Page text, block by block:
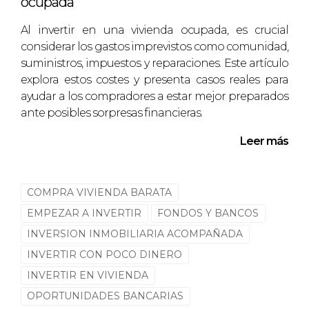
¿Es seguro comprar propiedades a
través de bancos?
Sí, siempre y cuando se realice un análisis
exhaustivo y se evalúen todos los riesgos
asociados con cada propiedad.
¿Cuánto tiempo toma el proceso
embargo, URBEi trabaja para agilizar el
proceso tanto como sea posible.
banco?
financiamiento directamente con el banco
Al invertir en una vivienda ocupada, es crucial
considerar los gastos imprevistos como comunidad,
suministros, impuestos y reparaciones. Este artículo
explora estos costes y presenta casos reales para
ayudar a los compradores a estar mejor preparados
ante posibles sorpresas financieras.
Leer más
COMPRA VIVIENDA BARATA
EMPEZAR A INVERTIR
FONDOS Y BANCOS
INVERSION INMOBILIARIA ACOMPAÑADA
INVERTIR CON POCO DINERO
INVERTIR EN VIVIENDA
OPORTUNIDADES BANCARIAS